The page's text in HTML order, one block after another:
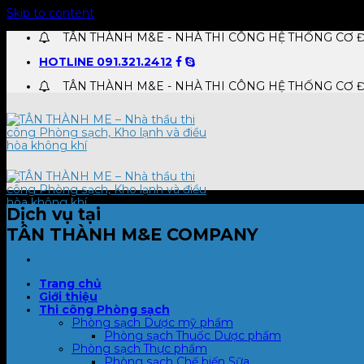
Skip to content
TÂN THÀNH M&E - NHÀ THI CÔNG HỆ THỐNG CƠ
HOTLINE 091.321.2412
TÂN THÀNH M&E - NHÀ THI CÔNG HỆ THỐNG CƠ
Trang chủ
Giới thiệu
Thi công Phòng sạch
Phòng sạch Dược mỹ phẩm
Phòng sạch Thuốc Dược phẩm
Phòng sạch Thực phẩm
Dịch vụ tại
TÂN THÀNH M&E COMPANY